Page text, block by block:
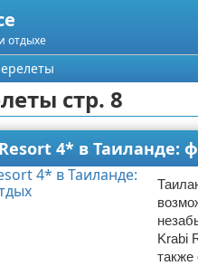
отдыхе
стр. 8
4* в Таиланде:
Krabi
также